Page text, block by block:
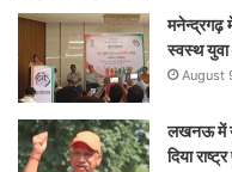
मनेन्द्रगढ़
स्वस्थ
August
लखनऊ में
दिया